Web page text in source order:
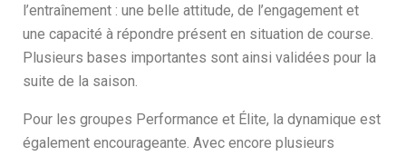
l’entraînement : une belle attitude, de l’engagement et
une capacité à répondre présent en situation de course.
Plusieurs bases importantes sont ainsi validées pour la
suite de la saison.
Pour les groupes Performance et Élite, la dynamique est
également encourageante. Avec encore plusieurs